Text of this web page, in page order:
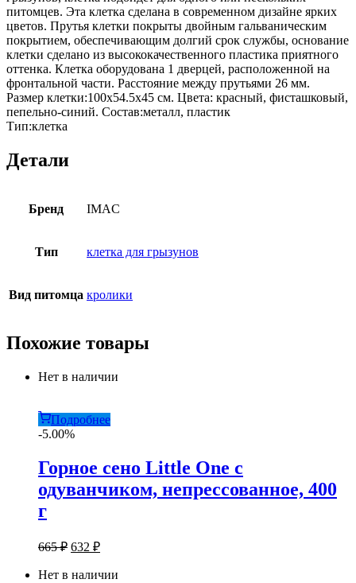
питомцев. Эта клетка сделана в современном дизайне ярких
цветов. Прутья клетки покрыты двойным гальваническим
покрытием, обеспечивающим долгий срок службы, основание
клетки сделано из высококачественного пластика приятного
оттенка. Клетка оборудована 1 дверцей, расположенной на
фронтальной части. Расстояние между прутьями 26 мм.
Размер клетки:100х54.5х45 см. Цвета: красный, фисташковый,
пепельно-синий. Состав:металл, пластик
Тип:клетка
Детали
Бренд IMAC
Тип клетка для грызунов
Вид питомца кролики
Похожие товары
Нет в наличии
Подробнее
-5.00%
Горное сено Little One с
одуванчиком, непрессованное, 400
г
665₽ Первоначальная
составляла
632 ₽Текущая
632 ₽.
Нет в наличии